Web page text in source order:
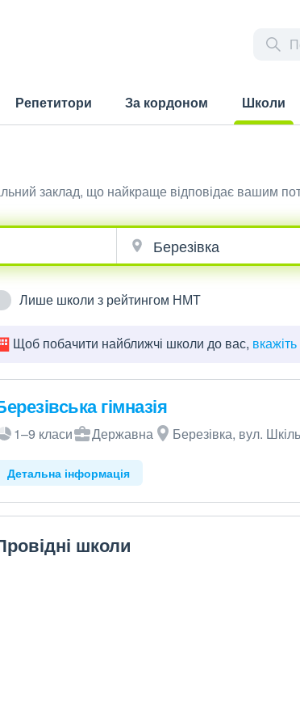
Репетитори За кордоном
Школи
заклад, що найкраще відповідає вашим
Лише школи з рейтингом НМТ
Щоб побачити найближчі школи до вас,
гімназія
1–9 класи Державна Березівка, вул.
Детальна інформація
школи